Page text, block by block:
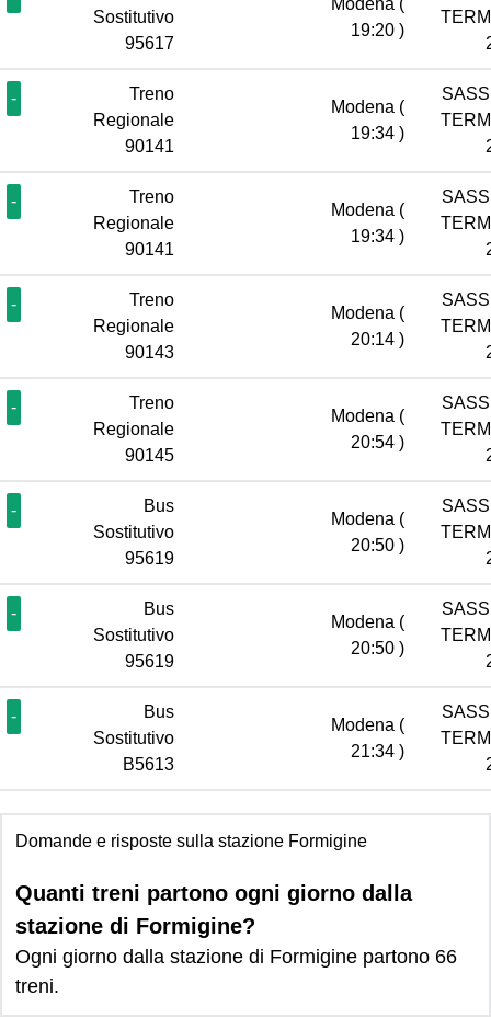
Sostitutivo
95617
Modena (
19:20 )
-
Treno
Regionale
90141
Modena (
19:34 )
-
Treno
Regionale
90141
Modena (
19:34 )
-
Treno
Regionale
90143
Modena (
20:14 )
-
Treno
Regionale
90145
Modena (
20:54 )
-
Bus
Sostitutivo
95619
Modena (
20:50 )
-
Bus
Sostitutivo
95619
Modena (
20:50 )
-
Bus
Sostitutivo
B5613
Modena (
21:34 )
Domande e risposte sulla stazione Formigine
Quanti treni partono ogni giorno dalla
stazione di Formigine?
Ogni giorno dalla stazione di Formigine partono 66
treni.